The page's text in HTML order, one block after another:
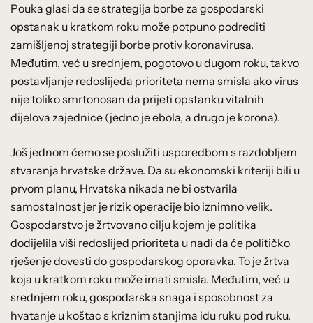
Pouka glasi da se strategija borbe za gospodarski
opstanak u kratkom roku može potpuno podrediti
zamišljenoj strategiji borbe protiv koronavirusa.
Međutim, već u srednjem, pogotovo u dugom roku, takvo
postavljanje redoslijeda prioriteta nema smisla ako virus
nije toliko smrtonosan da prijeti opstanku vitalnih
dijelova zajednice (jedno je ebola, a drugo je korona).
Još jednom ćemo se poslužiti usporedbom s razdobljem
stvaranja hrvatske države. Da su ekonomski kriteriji bili u
prvom planu, Hrvatska nikada ne bi ostvarila
samostalnost jer je rizik operacije bio iznimno velik.
Gospodarstvo je žrtvovano cilju kojem je politika
dodijelila viši redoslijed prioriteta u nadi da će političko
rješenje dovesti do gospodarskog oporavka. To je žrtva
koja u kratkom roku može imati smisla. Međutim, već u
srednjem roku, gospodarska snaga i sposobnost za
hvatanje u koštac s kriznim stanjima idu ruku pod ruku.